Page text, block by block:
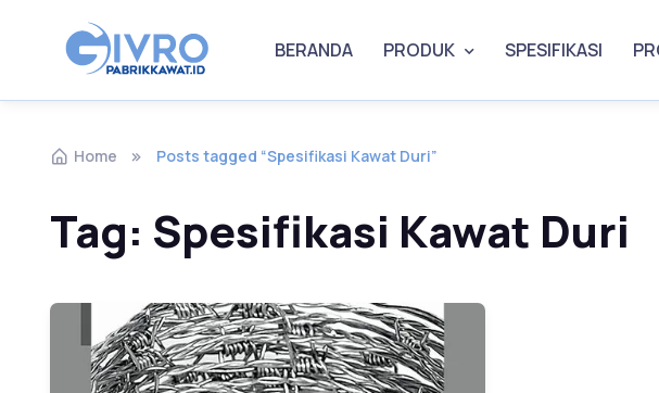
BERANDA PRODUK SPESIFIKASI
Home Posts tagged “Spesifikasi Kawat Duri”
Tag: Spesifikasi Kawat Duri